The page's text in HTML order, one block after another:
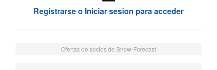
Registrarse o Iniciar sesion para acceder
Ofertas de socios de Snow-Forecast